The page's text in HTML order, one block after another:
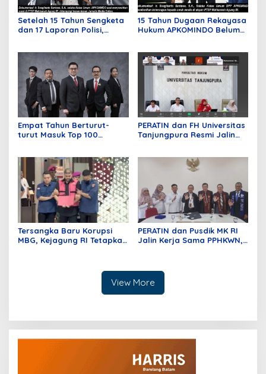
Setelah 15 Tahun Sengketa
dan 17 Laporan Polisi,
Perkara Kasasi Nomor 431
K/TUN/2026
15 Tahun Dugaan Rekayasa
Hukum APKOMINDO Belum
pada Mei Lalu
Empat Tahun Berturut-
turut Masuk Top 100
Perkuat Peran sebagai
Mitra Strategis Dunia
Usaha
PERATIN dan FH Universitas
Tanjungpura Resmi Jalin
Hukum Digital dan
Pengembangan Profesi
Advokat
Tersangka Baru Korupsi
MBG, Kejagung RI Tetapkan
PERATIN dan Pusdik MK RI
Jalin Kerja Sama PPHKWN,
View More